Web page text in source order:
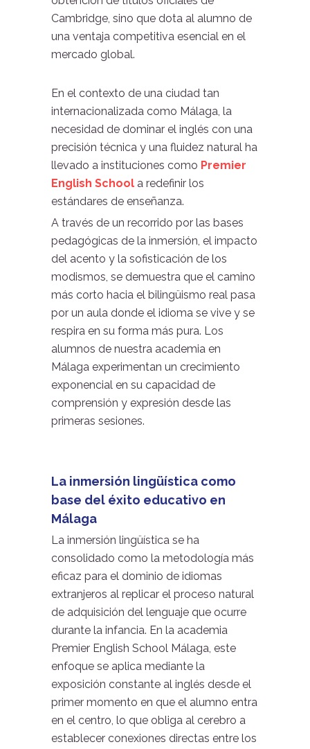
Cambridge, sino que dota al alumno de
una ventaja competitiva esencial en el
mercado global.
En el contexto de una ciudad tan
internacionalizada como Málaga, la
necesidad de dominar el inglés con una
precisión técnica y una fluidez natural ha
llevado a instituciones como Premier
English School a redefinir los
estándares de enseñanza.
A través de un recorrido por las bases
pedagógicas de la inmersión, el impacto
del acento y la sofisticación de los
modismos, se demuestra que el camino
más corto hacia el bilingüismo real pasa
por un aula donde el idioma se vive y se
respira en su forma más pura. Los
alumnos de nuestra academia en
Málaga experimentan un crecimiento
exponencial en su capacidad de
comprensión y expresión desde las
primeras sesiones.
La inmersión lingüística como
base del éxito educativo en
Málaga
La inmersión lingüística se ha
consolidado como la metodología más
eficaz para el dominio de idiomas
extranjeros al replicar el proceso natural
de adquisición del lenguaje que ocurre
durante la infancia. En la academia
Premier English School Málaga, este
enfoque se aplica mediante la
exposición constante al inglés desde el
primer momento en que el alumno entra
en el centro, lo que obliga al cerebro a
establecer conexiones directas entre los